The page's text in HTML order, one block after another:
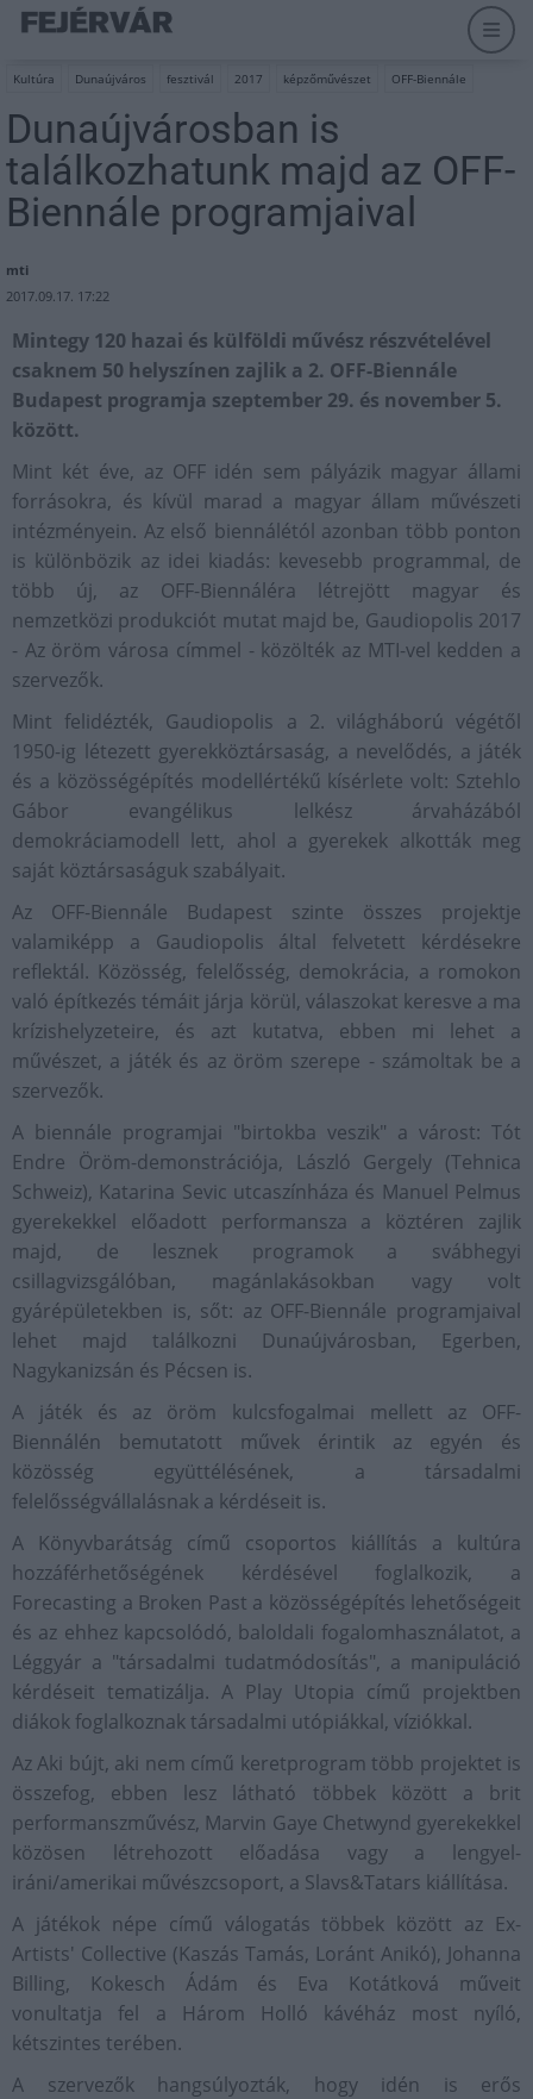
Kultúra Dunaújváros fesztivál 2017 képzőművészet OFF-Biennále
Dunaújvárosban is
találkozhatunk majd az OFF-
Biennále programjaival
mti
2017.09.17. 17:22
Mintegy 120 hazai és külföldi művész részvételével
csaknem 50 helyszínen zajlik a 2. OFF-Biennále
Budapest programja szeptember 29. és november 5.
között.
Mint két éve, az OFF idén sem pályázik magyar állami
forrásokra, és kívül marad a magyar állam művészeti
intézményein. Az első biennálétól azonban több ponton
is különbözik az idei kiadás: kevesebb programmal, de
több új, az OFF-Biennáléra létrejött magyar és
nemzetközi produkciót mutat majd be, Gaudiopolis 2017
- Az öröm városa címmel - közölték az MTI-vel kedden a
szervezők.
Mint felidézték, Gaudiopolis a 2. világháború végétől
1950-ig létezett gyerekköztársaság, a nevelődés, a játék
és a közösségépítés modellértékű kísérlete volt: Sztehlo
Gábor evangélikus lelkész árvaházából
demokráciamodell lett, ahol a gyerekek alkották meg
saját köztársaságuk szabályait.
Az OFF-Biennále Budapest szinte összes projektje
valamiképp a Gaudiopolis által felvetett kérdésekre
reflektál. Közösség, felelősség, demokrácia, a romokon
való építkezés témáit járja körül, válaszokat keresve a ma
krízishelyzeteire, és azt kutatva, ebben mi lehet a
művészet, a játék és az öröm szerepe - számoltak be a
szervezők.
A biennále programjai "birtokba veszik" a várost: Tót
Endre Öröm-demonstrációja, László Gergely (Tehnica
Schweiz), Katarina Sevic utcaszínháza és Manuel Pelmus
gyerekekkel előadott performansza a köztéren zajlik
majd, de lesznek programok a svábhegyi
csillagvizsgálóban, magánlakásokban vagy volt
gyárépületekben is, sőt: az OFF-Biennále programjaival
lehet majd találkozni Dunaújvárosban, Egerben,
Nagykanizsán és Pécsen is.
A játék és az öröm kulcsfogalmai mellett az OFF-
Biennálén bemutatott művek érintik az egyén és
közösség együttélésének, a társadalmi
felelősségvállalásnak a kérdéseit is.
A Könyvbarátság című csoportos kiállítás a kultúra
hozzáférhetőségének kérdésével foglalkozik, a
Forecasting a Broken Past a közösségépítés lehetőségeit
és az ehhez kapcsolódó, baloldali fogalomhasználatot, a
Léggyár a "társadalmi tudatmódosítás", a manipuláció
kérdéseit tematizálja. A Play Utopia című projektben
diákok foglalkoznak társadalmi utópiákkal, víziókkal.
Az Aki bújt, aki nem című keretprogram több projektet is
összefog, ebben lesz látható többek között a brit
performanszművész, Marvin Gaye Chetwynd gyerekekkel
közösen létrehozott előadása vagy a lengyel-
iráni/amerikai művészcsoport, a Slavs&Tatars kiállítása.
A játékok népe című válogatás többek között az Ex-
Artists' Collective (Kaszás Tamás, Loránt Anikó), Johanna
Billing, Kokesch Ádám és Eva Kotátková műveit
vonultatja fel a Három Holló kávéház most nyíló,
kétszintes terében.
A szervezők hangsúlyozták, hogy idén is erős